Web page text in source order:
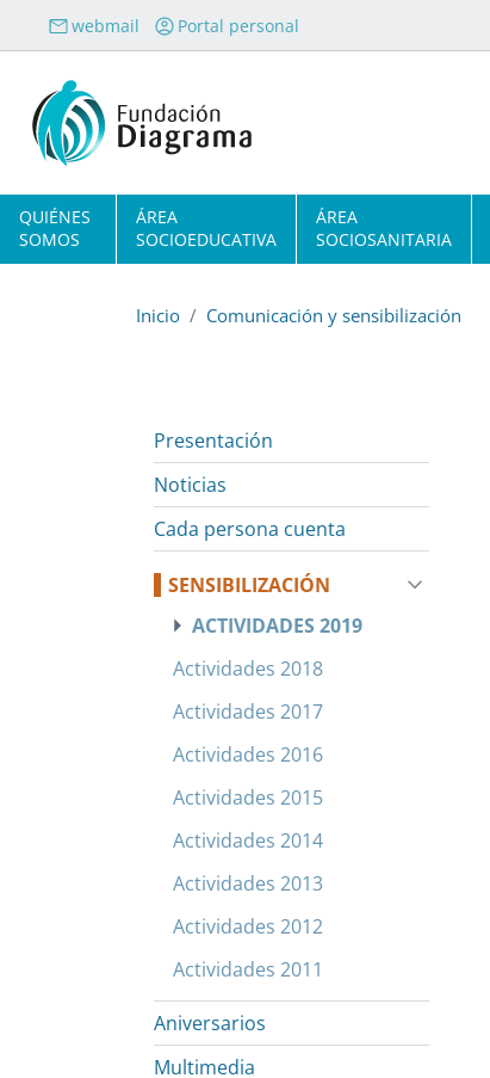
Pasar al contenido principal
webmail Portal personal
Navegación principal
QUIÉNES
SOMOS
ÁREA
SOCIOEDUCATIVA
ÁREA
SOCIOSANITARIA
Inicio Comunicación y sensibilización
Presentación
Noticias
Cada persona cuenta
SENSIBILIZACIÓN
ACTIVIDADES 2019
Actividades 2018
Actividades 2017
Actividades 2016
Actividades 2015
Actividades 2014
Actividades 2013
Actividades 2012
Actividades 2011
Aniversarios
Multimedia